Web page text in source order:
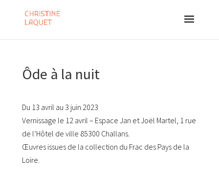
Ôde à la nuit
Du 13 avril au 3 juin 2023
Vernissage le 12 avril – Espace Jan et Joël Martel, 1 rue
de l’Hôtel de ville 85300 Challans.
Œuvres issues de la collection du Frac des Pays de la
Loire.